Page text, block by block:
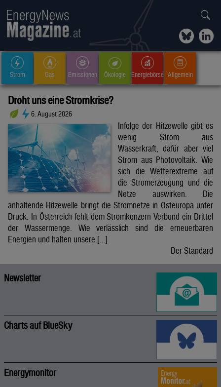
Strom Gas Emissionen Ökologie Energiebörse Allgemein
Droht uns eine Stromkrise?
6. August 2026
Infolge der Hitzewelle gibt es
wenig Strom aus
Wasserkraft, dafür aber viel
Strom aus Photovoltaik. Wie
sich die Wetterextreme auf
die Stromerzeugung und die
Netze auswirken. Die
anhaltende Hitzewelle bringt die Stromnetze in Osteuropa unter
Druck. In Österreich fehlt dem Stromkonzern Verbund ein Drittel
der Wassermenge. Wie verlässlich sind die erneuerbaren
Energien und halten unsere […]
Der Standard
Newsletter
Charts auf BlueSky
Energymonitor